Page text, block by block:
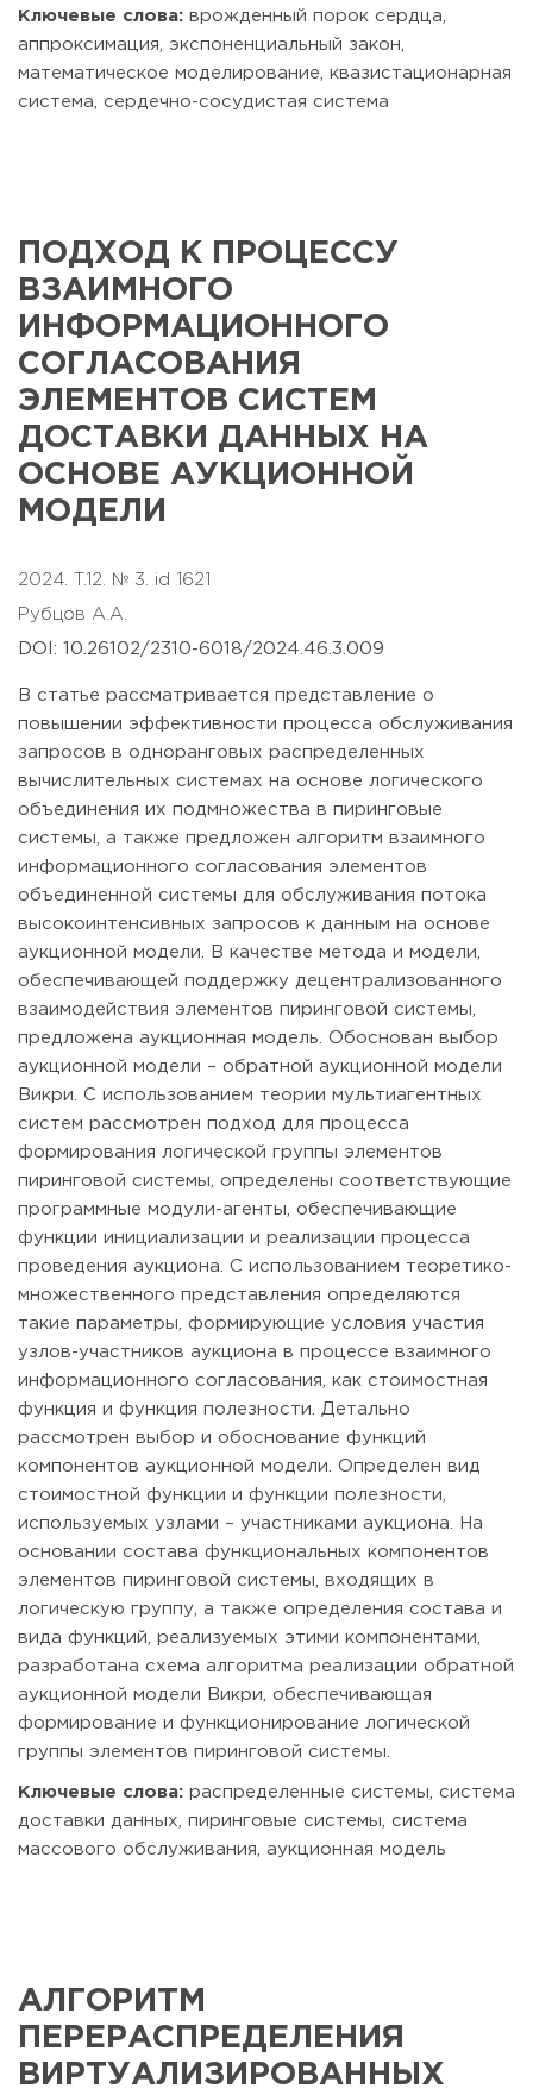
Ключевые слова: врожденный порок сердца,
аппроксимация, экспоненциальный закон,
математическое моделирование, квазистационарная
система, сердечно-сосудистая система
ПОДХОД К ПРОЦЕССУ
ВЗАИМНОГО
ИНФОРМАЦИОННОГО
СОГЛАСОВАНИЯ
ЭЛЕМЕНТОВ СИСТЕМ
ДОСТАВКИ ДАННЫХ НА
ОСНОВЕ АУКЦИОННОЙ
МОДЕЛИ
2024. T.12. № 3. id 1621
Рубцов А.А.
DOI: 10.26102/2310-6018/2024.46.3.009
В статье рассматривается представление о
повышении эффективности процесса обслуживания
запросов в одноранговых распределенных
вычислительных системах на основе логического
объединения их подмножества в пиринговые
системы, а также предложен алгоритм взаимного
информационного согласования элементов
объединенной системы для обслуживания потока
высокоинтенсивных запросов к данным на основе
аукционной модели. В качестве метода и модели,
обеспечивающей поддержку децентрализованного
взаимодействия элементов пиринговой системы,
предложена аукционная модель. Обоснован выбор
аукционной модели – обратной аукционной модели
Викри. С использованием теории мультиагентных
систем рассмотрен подход для процесса
формирования логической группы элементов
пиринговой системы, определены соответствующие
программные модули-агенты, обеспечивающие
функции инициализации и реализации процесса
проведения аукциона. С использованием теоретико-
множественного представления определяются
такие параметры, формирующие условия участия
узлов-участников аукциона в процессе взаимного
информационного согласования, как стоимостная
функция и функция полезности. Детально
рассмотрен выбор и обоснование функций
компонентов аукционной модели. Определен вид
стоимостной функции и функции полезности,
используемых узлами – участниками аукциона. На
основании состава функциональных компонентов
элементов пиринговой системы, входящих в
логическую группу, а также определения состава и
вида функций, реализуемых этими компонентами,
разработана схема алгоритма реализации обратной
аукционной модели Викри, обеспечивающая
формирование и функционирование логической
группы элементов пиринговой системы.
Ключевые слова: распределенные системы, система
доставки данных, пиринговые системы, система
массового обслуживания, аукционная модель
АЛГОРИТМ
ПЕРЕРАСПРЕДЕЛЕНИЯ
ВИРТУАЛИЗИРОВАННЫХ